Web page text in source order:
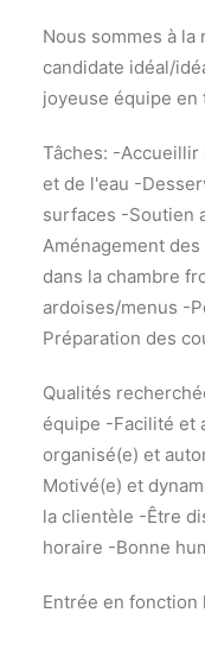
Nous sommes à
candidate idéal/
joyeuse équipe en
Tâches: -
et de l'eau -
surfaces -Soutien
Aménagement
dans la chambre
ardoises/menus -
Préparation des
Qualités
équipe -Facilité et
organisé(e) et
Motivé(e) et
la clientèle -Être
horaire -Bonne
Entrée en fonction